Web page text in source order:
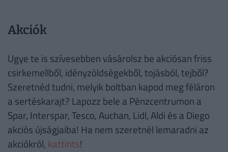
Akciók
Ugye te is szívesebben vásárolsz be akciósan friss
csirkemellből, idényzöldségekből, tojásból, tejből?
Szeretnéd tudni, melyik boltban kapod meg féláron
a sertéskarajt? Lapozz bele a Pénzcentrumon a
Spar, Interspar, Tesco, Auchan, Lidl, Aldi és a Diego
akciós újságjaiba! Ha nem szeretnél lemaradni az
akciókról, kattints!